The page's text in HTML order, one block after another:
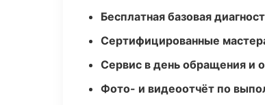
Бесплатная базовая
Сертифицированные
Сервис в день обращения и
Фото- и видеоотчёт по